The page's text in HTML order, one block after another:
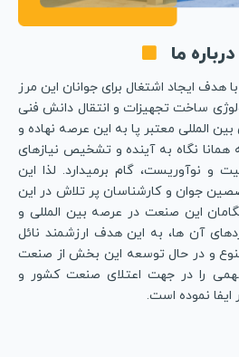
درباره ما
ایجاد اشتغال برای جوانان این مرز
ساخت تجهیزات و انتقال دانش فنی
المللی معتبر پا به این عرصه نهاده و
نگاه به آینده و تشخیص نیازهای
و نوآوریست، گام برمیدارد. لذا این
جوان و کارشناسان پر تلاش در این
این صنعت در عرصه بین المللی و
آن ها، به این هدف ارزشمند نائل
و در حال توسعه این بخش از صنعت
را در جهت اعتلای صنعت کشور و
نموده است.